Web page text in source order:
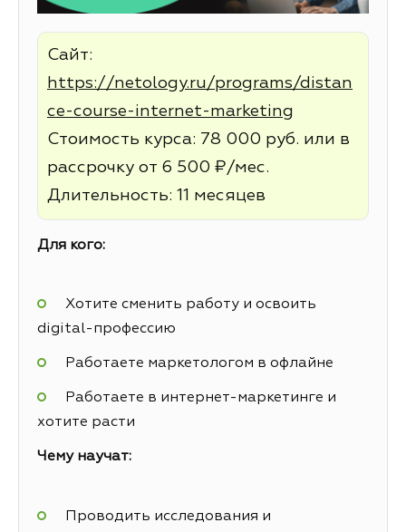
Сайт:
https://netology.ru/programs/distan
ce-course-internet-marketing
Стоимость курса: 78 000 руб. или в
рассрочку от 6 500 ₽/мес.
Длительность: 11 месяцев
Для кого:
Хотите сменить работу и освоить
digital-профессию
Работаете маркетологом в офлайне
Работаете в интернет-маркетинге и
хотите расти
Чему научат:
Проводить исследования и